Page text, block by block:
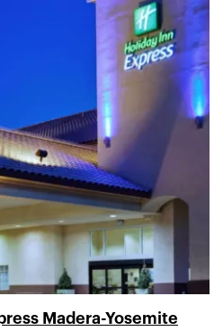
Madera-Yosemite